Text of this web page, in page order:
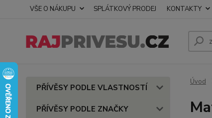
VŠE O NÁKUPU SPLÁTKOVÝ PRODEJ KONTAKTY
PŘÍVĚSY PODLE VLASTNOSTÍ
PŘÍVĚSY PODLE ZNAČKY
Úvod